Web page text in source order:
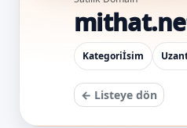
Kategoriİsim
← Listeye dön